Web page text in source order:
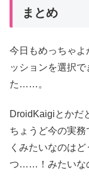
まとめ
今日もめっちゃ
ッションを選択
た……。
DroidKaigiとかだ
ちょうど今の実
くみたいなのは
つ……！みたいな